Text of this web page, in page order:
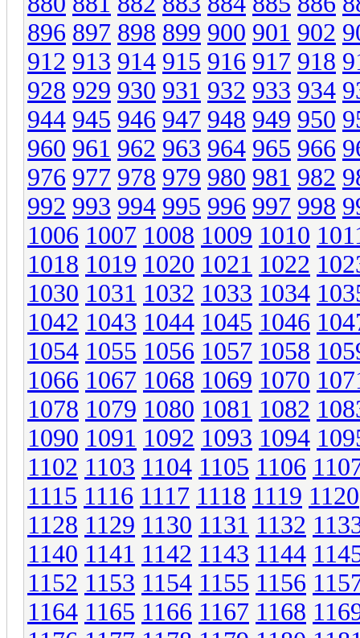
896 897 898 899 900 901 902
912 913 914 915 916 917 918
928 929 930 931 932 933 934
944 945 946 947 948 949 950
960 961 962 963 964 965 966
976 977 978 979 980 981 982
992 993 994 995 996 997 998
1006 1007 1008 1009 1010
1018 1019 1020 1021 1022
1030 1031 1032 1033 1034
1042 1043 1044 1045 1046
1054 1055 1056 1057 1058
1066 1067 1068 1069 1070
1078 1079 1080 1081 1082
1090 1091 1092 1093 1094
1102 1103 1104 1105 1106
1115 1116 1117 1118 1119 1120
1128 1129 1130 1131 1132
1140 1141 1142 1143 1144
1152 1153 1154 1155 1156
1164 1165 1166 1167 1168